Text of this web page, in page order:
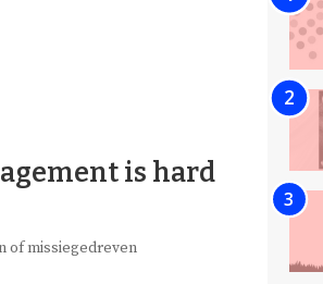
is hard
of missiegedreven